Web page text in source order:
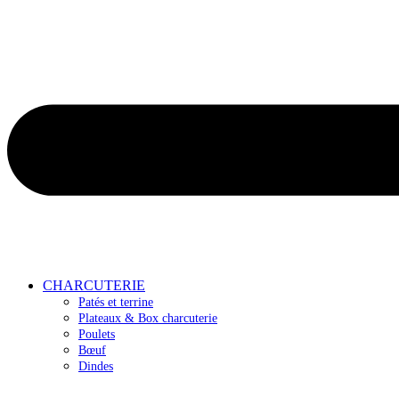
CHARCUTERIE
Patés et terrine
Plateaux & Box charcuterie
Poulets
Bœuf
Dindes